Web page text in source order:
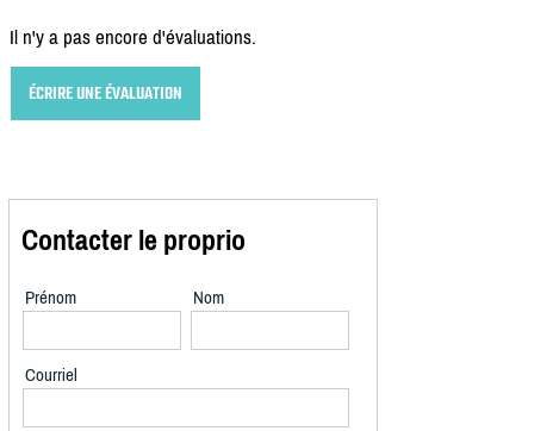
Il n'y a pas encore d'évaluations.
ÉCRIRE UNE ÉVALUATION
Contacter le proprio
Prénom Nom
Courriel